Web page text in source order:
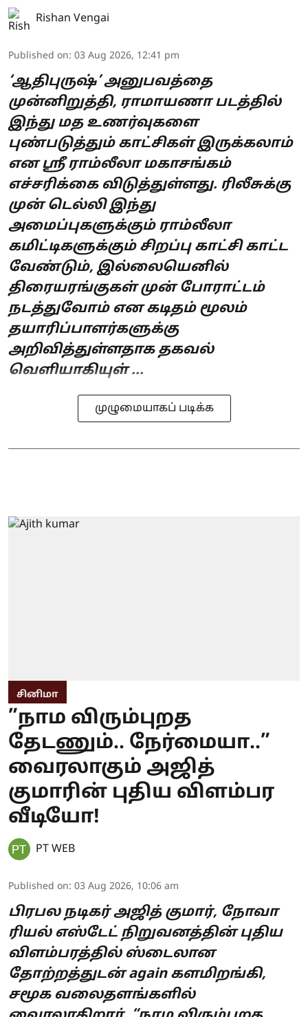
Rishan Vengai
Published on: 03 Aug 2026, 12:41 pm
‘ஆதிபுருஷ்’ அனுபவத்தை
முன்னிறுத்தி, ராமாயணா படத்தில்
இந்து மத உணர்வுகளை
புண்படுத்தும் காட்சிகள் இருக்கலாம்
என ஸ்ரீ ராம்லீலா மகாசங்கம்
எச்சரிக்கை விடுத்துள்ளது. ரிலீசுக்கு
முன் டெல்லி இந்து
அமைப்புகளுக்கும் ராம்லீலா
கமிட்டிகளுக்கும் சிறப்பு காட்சி காட்ட
வேண்டும், இல்லையெனில்
திரையரங்குகள் முன் போராட்டம்
நடத்துவோம் என கடிதம் மூலம்
தயாரிப்பாளர்களுக்கு
அறிவித்துள்ளதாக தகவல்
வெளியாகியுள் ...
முழுமையாகப் படிக்க
சினிமா
”நாம விரும்புறத
தேடணும்.. நேர்மையா..”
வைரலாகும் அஜித்
குமாரின் புதிய விளம்பர
வீடியோ!
PT WEB
Published on: 03 Aug 2026, 10:06 am
பிரபல நடிகர் அஜித் குமார், நோவா
ரியல் எஸ்டேட் நிறுவனத்தின் புதிய
விளம்பரத்தில் ஸ்டைலான
தோற்றத்துடன் again களமிறங்கி,
சமூக வலைதளங்களில்